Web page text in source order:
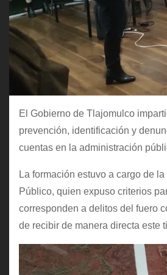
El Gobierno de Tlajomulco
prevención, identificación y
cuentas en la administración
La formación estuvo a cargo de
Público, quien expuso criterios
corresponden a delitos del fuero
de recibir de manera directa este